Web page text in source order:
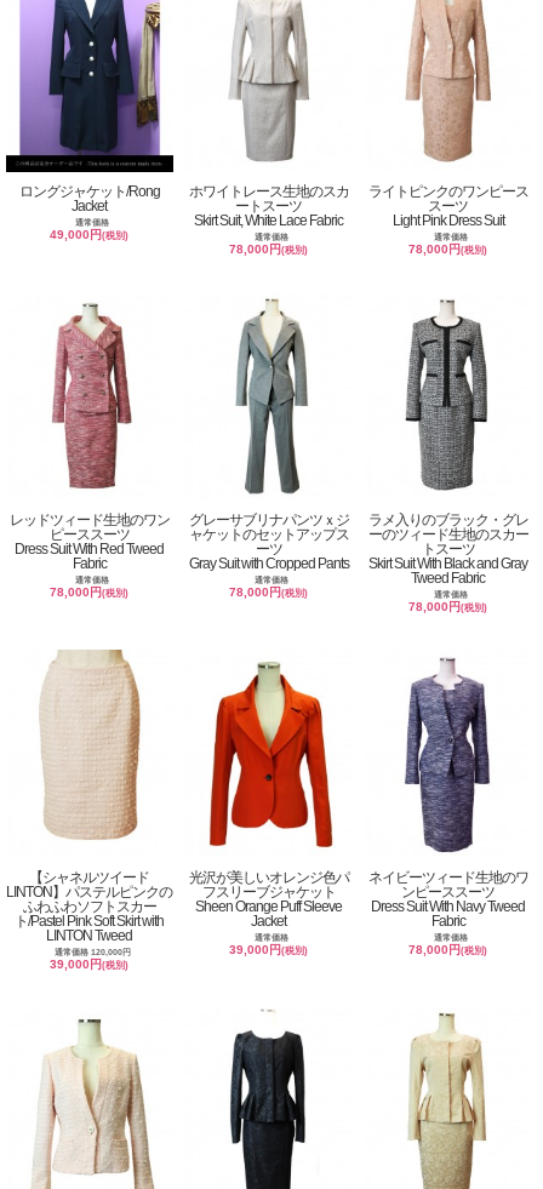
ロングジャケット/Rong
Jacket
通常価格
49,000円(税別)
ホワイトレース生地のスカ
ートスーツ
Skirt Suit, White Lace Fabric
通常価格
78,000円(税別)
ライトピンクのワンピース
スーツ
Light Pink Dress Suit
通常価格
78,000円(税別)
レッドツィード生地のワン
ピーススーツ
Dress Suit With Red Tweed
Fabric
通常価格
78,000円(税別)
グレーサブリナパンツｘジ
ャケットのセットアップス
ーツ
Gray Suit with Cropped Pants
通常価格
78,000円(税別)
ラメ入りのブラック・グレ
ーのツィード生地のスカー
トスーツ
Skirt Suit With Black and Gray
Tweed Fabric
通常価格
78,000円(税別)
【シャネルツイード
LINTON】パステルピンクの
ふわふわソフトスカー
ト/Pastel Pink Soft Skirt with
LINTON Tweed
通常価格 120,000円
39,000円(税別)
光沢が美しいオレンジ色パ
フスリーブジャケット
Sheen Orange Puff Sleeve
Jacket
通常価格
39,000円(税別)
ネイビーツィード生地のワ
ンピーススーツ
Dress Suit With Navy Tweed
Fabric
通常価格
78,000円(税別)